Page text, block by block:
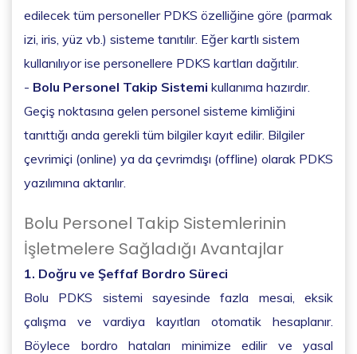
edilecek tüm personeller PDKS özelliğine göre (parmak
izi, iris, yüz vb.) sisteme tanıtılır. Eğer kartlı sistem
kullanılıyor ise personellere PDKS kartları dağıtılır.
- Bolu Personel Takip Sistemi kullanıma hazırdır.
Geçiş noktasına gelen personel sisteme kimliğini
tanıttığı anda gerekli tüm bilgiler kayıt edilir. Bilgiler
çevrimiçi (online) ya da çevrimdışı (offline) olarak PDKS
yazılımına aktarılır.
Bolu Personel Takip Sistemlerinin
İşletmelere Sağladığı Avantajlar
1. Doğru ve Şeffaf Bordro Süreci
Bolu PDKS sistemi sayesinde fazla mesai, eksik
çalışma ve vardiya kayıtları otomatik hesaplanır.
Böylece bordro hataları minimize edilir ve yasal